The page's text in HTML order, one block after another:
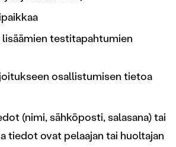
testitapahtumien
osallistumisen tietoa
(nimi, sähköposti, salasana) tai
tiedot ovat pelaajan tai huoltajan